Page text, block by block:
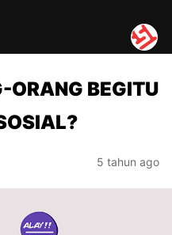
ORANG BEGITU
5 tahun ago